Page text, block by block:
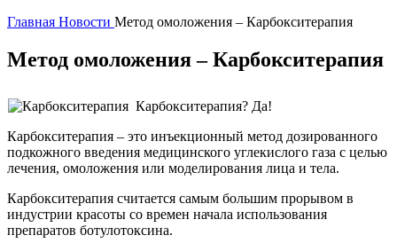
Главная Новости Метод омоложения – Карбокситерапия
Метод омоложения – Карбокситерапия
Карбокситерапия? Да!
Карбокситерапия – это инъекционный метод дозированного
подкожного введения медицинского углекислого газа с целью
лечения, омоложения или моделирования лица и тела.
Карбокситерапия считается самым большим прорывом в
индустрии красоты со времен начала использования
препаратов ботулотоксина.